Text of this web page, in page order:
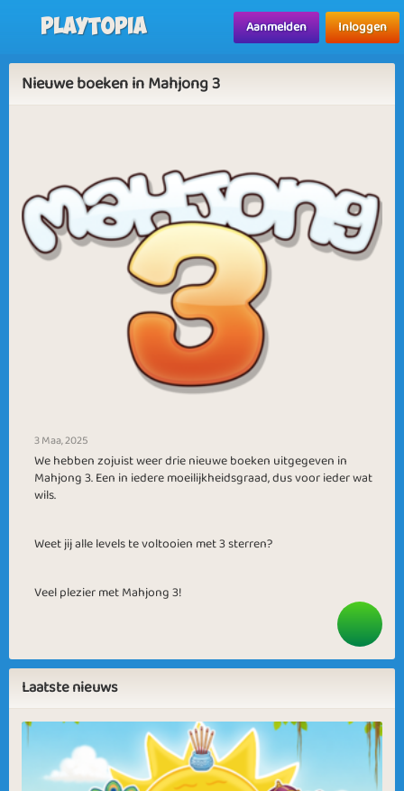
Playtopia Aanmelden Inloggen
Nieuwe boeken in Mahjong 3
3 Maa, 2025
We hebben zojuist weer drie nieuwe boeken uitgegeven in
Mahjong 3. Een in iedere moeilijkheidsgraad, dus voor ieder wat
wils.
Weet jij alle levels te voltooien met 3 sterren?
Veel plezier met Mahjong 3!
Laatste nieuws